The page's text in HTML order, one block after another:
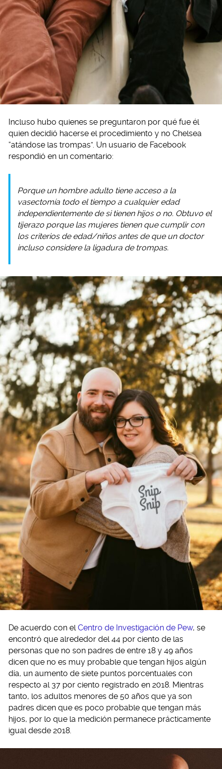
Incluso hubo quienes se preguntaron por qué fue él
quien decidió hacerse el procedimiento y no Chelsea
“atándose las trompas”. Un usuario de Facebook
respondió en un comentario:
Porque un hombre adulto tiene acceso a la
vasectomía todo el tiempo a cualquier edad
independientemente de si tienen hijos o no. Obtuvo el
tijerazo porque las mujeres tienen que cumplir con
los criterios de edad/niños antes de que un doctor
incluso considere la ligadura de trompas.
De acuerdo con el Centro de Investigación de Pew, se
encontró que alrededor del 44 por ciento de las
personas que no son padres de entre 18 y 49 años
dicen que no es muy probable que tengan hijos algún
día, un aumento de siete puntos porcentuales con
respecto al 37 por ciento registrado en 2018. Mientras
tanto, los adultos menores de 50 años que ya son
padres dicen que es poco probable que tengan más
hijos, por lo que la medición permanece prácticamente
igual desde 2018.